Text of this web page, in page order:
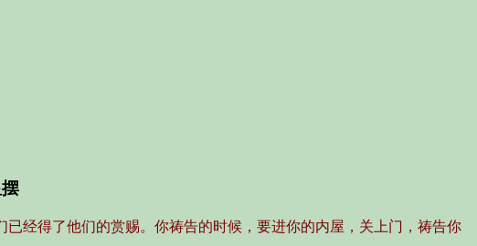
经得了他们的赏赐。你祷告的时候，要进你的内屋，关上门，祷告你